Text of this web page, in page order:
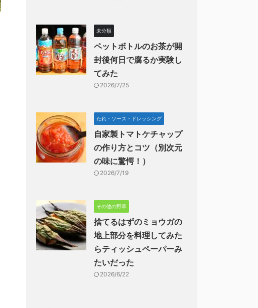
未分類
ペットボトルのお茶が開
封後何日で腐るか実験し
てみた
2026/7/25
たれ・ソース・ドレッシング
自家製トマトケチャップ
の作り方とコツ（別次元
の味に驚愕！）
2026/7/19
その他の野草
捨てるはずのミョウガの
地上部分を料理してみた
らティッシュペーパーみ
たいだった
2026/6/22